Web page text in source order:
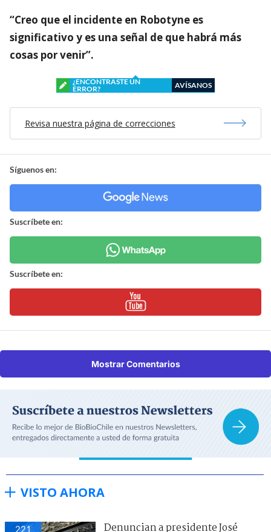
“Creo que el incidente en Robotyne es
significativo y es una señal de que habrá más
cosas por venir”.
¿ENCONTRASTE UN
ERROR?
AVÍSANOS
Revisa nuestra página de correcciones
Síguenos en:
Suscríbete en:
Suscríbete en:
Mostrar Comentarios
VISTO AHORA
221
Denuncian a presidente José